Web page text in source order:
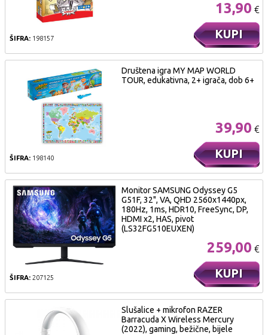
ŠIFRA: 198157
13,90 €
KUPI
ŠIFRA: 198140
Društena igra MY MAP WORLD
TOUR, edukativna, 2+ igrača, dob 6+
39,90 €
KUPI
ŠIFRA: 207125
Monitor SAMSUNG Odyssey G5
G51F, 32", VA, QHD 2560x1440px,
180Hz, 1ms, HDR10, FreeSync, DP,
HDMI x2, HAS, pivot
(LS32FG510EUXEN)
259,00 €
KUPI
Slušalice + mikrofon RAZER
Barracuda X Wireless Mercury
(2022), gaming, bežične, bijele